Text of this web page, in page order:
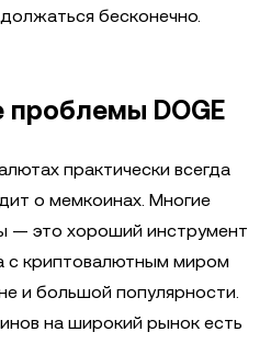
бесконечно.
проблемы DOGE
практически всегда
о мемкоинах. Многие
— это хороший инструмент
с криптовалютным миром
и большой популярности.
на широкий рынок есть